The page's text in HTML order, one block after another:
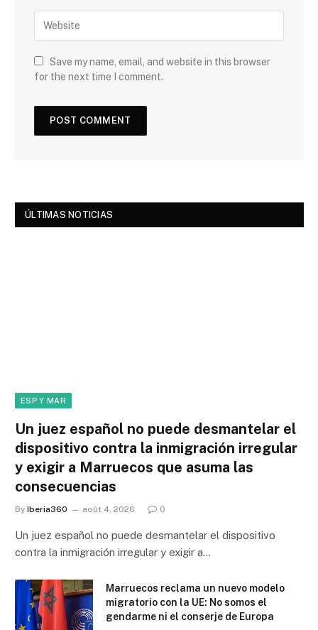
Save my name, email, and website in this browser
for the next time I comment.
ÚLTIMAS NOTICIAS
ESP Y MAR
Un juez español no puede desmantelar el
dispositivo contra la inmigración irregular
y exigir a Marruecos que asuma las
consecuencias
By Iberia360 août 4, 2026 0
Un juez español no puede desmantelar el dispositivo
contra la inmigración irregular y exigir a…
Marruecos reclama un nuevo modelo
migratorio con la UE: No somos el
gendarme ni el conserje de Europa